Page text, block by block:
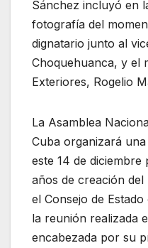
Sánchez incluyó en
fotografía del
dignatario junto al
Choquehuanca, y el
Exteriores, Rogelio
La Asamblea
Cuba organizará
este 14 de
años de creación del
el Consejo de
la reunión realizada
encabezada por su